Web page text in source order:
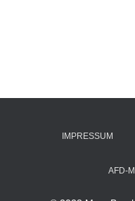
IMPRESSUM
AFD-